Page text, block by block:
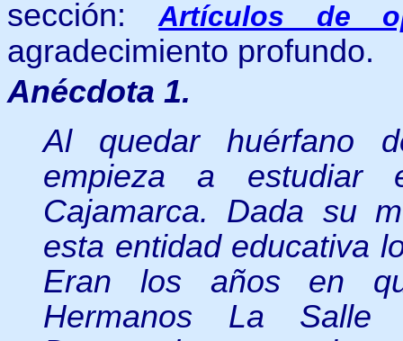
sección:Artículos de
agradecimiento profundo.
Anécdota 1.
Al quedar huérfano
empieza a estudiar
Cajamarca. Dada su
esta entidad educativa
Eran los años en
Hermanos La Salle